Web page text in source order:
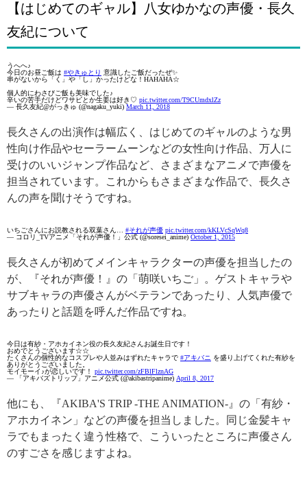
【はじめてのギャル】八女ゆかなの声優・長久
友紀について
うへへ♪
今日のお昼ご飯は #やきゅとり 意識したご飯だったぜ✨
串がないから「く」や「し」かったけどな！HAHAHA☆
個人的にわさびご飯も美味でした♪
辛いの苦手だけどワサビとか生姜は好き♡ pic.twitter.com/T9CUmdxlZz
— 長久友紀@がっきゅ (@nagaku_yuki) March 11, 2018
長久さんの出演作は幅広く、はじめてのギャルのような男
性向け作品やセーラームーンなどの女性向け作品、万人に
受けのいいジャンプ作品など、さまざまなアニメで声優を
担当されています。これからもさまざまな作品で、長久さ
んの声を聞けそうですね。
いちごさんにお説教される双葉さん… #それが声優 pic.twitter.com/kKLVcSqWq8
— コロリ_TVアニメ「それが声優！」公式 (@soresei_anime) October 1, 2015
長久さんが初めてメインキャラクターの声優を担当したの
が、『それが声優！』の「萌咲いちご」。ゲストキャラや
サブキャラの声優さんがベテランであったり、人気声優で
あったりと話題を呼んだ作品ですね。
今日は有紗・アホカイネン役の長久友紀さんお誕生日です！
おめでとうございます☆☆
たくさんの個性的なコスプレや人並みはずれたキャラで #アキバニ を盛り上げてくれた有紗を
ありがとうございました。
モイモーイ♪が恋しいです！ pic.twitter.com/zFBlFlznAG
— 「アキバズトリップ」アニメ公式 (@akibastripanime) April 8, 2017
他にも、『AKIBA'S TRIP -THE ANIMATION-』の「有紗・
アホカイネン」などの声優を担当しました。同じ金髪キャ
ラでもまったく違う性格で、こういったところに声優さん
のすごさを感じますよね。